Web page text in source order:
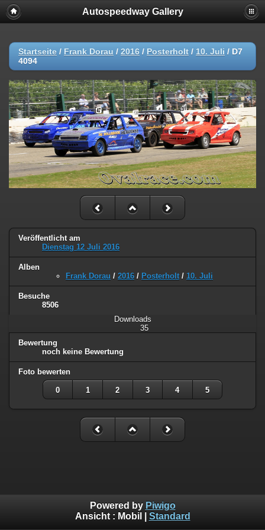
Autospeedway Gallery
Startseite / Frank Dorau / 2016 / Posterholt / 10. Juli / D7
4094
Veröffentlicht am
Dienstag 12 Juli 2016
Alben
Frank Dorau / 2016 / Posterholt / 10. Juli
Besuche
8506
Downloads
35
Bewertung
noch keine Bewertung
Foto bewerten
0 1 2 3 4 5
Powered by Piwigo
Ansicht : Mobil Standard